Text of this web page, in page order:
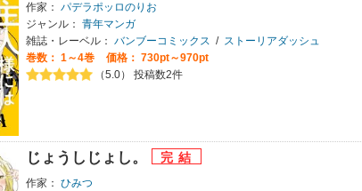
作家： パデラポッロのりお
ジャンル： 青年マンガ
雑誌・レーベル： バンブーコミックス / ストーリアダッシュ
巻数： 1～4巻
価格： 730pt～970pt
（5.0） 投稿数2件
じょうしじょし。
作家： ひみつ